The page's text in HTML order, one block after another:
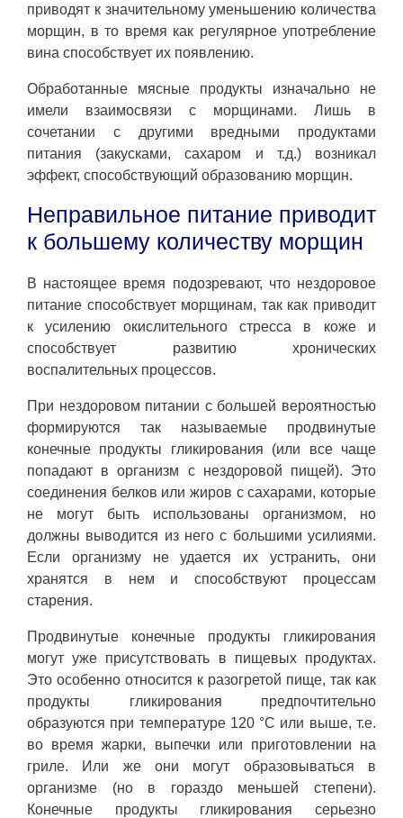
приводят к значительному уменьшению количества
морщин, в то время как регулярное употребление
вина способствует их появлению.
Обработанные мясные продукты изначально не
имели взаимосвязи с морщинами. Лишь в
сочетании с другими вредными продуктами
питания (закусками, сахаром и т.д.) возникал
эффект, способствующий образованию морщин.
Неправильное питание приводит
к большему количеству морщин
В настоящее время подозревают, что нездоровое
питание способствует морщинам, так как приводит
к усилению окислительного стресса в коже и
способствует развитию хронических
воспалительных процессов.
При нездоровом питании с большей вероятностью
формируются так называемые продвинутые
конечные продукты гликирования (или все чаще
попадают в организм с нездоровой пищей). Это
соединения белков или жиров с сахарами, которые
не могут быть использованы организмом, но
должны выводится из него с большими усилиями.
Если организму не удается их устранить, они
хранятся в нем и способствуют процессам
старения.
Продвинутые конечные продукты гликирования
могут уже присутствовать в пищевых продуктах.
Это особенно относится к разогретой пище, так как
продукты гликирования предпочтительно
образуются при температуре 120 °C или выше, т.е.
во время жарки, выпечки или приготовлении на
гриле. Или же они могут образовываться в
организме (но в гораздо меньшей степени).
Конечные продукты гликирования серьезно